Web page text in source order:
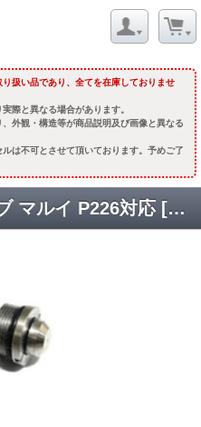
扱い品であり、全てを在庫しておりませ
際と異なる場合があります。
、外観・構造等が商品説明及び画像と異なる
は不可とさせて頂いております。予めご了
GBB カスタム放出バルブ マルイ P226対応 [3021] [取寄]